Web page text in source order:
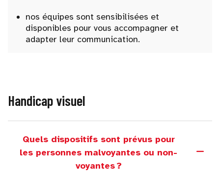
nos équipes sont sensibilisées et
disponibles pour vous accompagner et
adapter leur communication.
Handicap visuel
Quels dispositifs sont prévus pour
les personnes malvoyantes ou non-
voyantes ?